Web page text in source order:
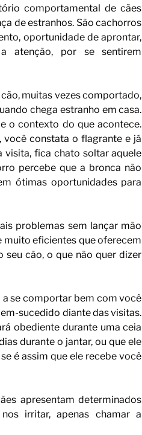
comportamental de cães
de estranhos. São cachorros
oportunidade de aprontar,
atenção, por se sentirem
muitas vezes comportado,
chega estranho em casa.
o contexto do que acontece.
você constata o flagrante e já
visita, fica chato soltar aquele
percebe que a bronca não
ótimas oportunidades para
problemas sem lançar mão
muito eficientes que oferecem
cão, o que não quer dizer
a se comportar bem com você
sucedido diante das visitas.
obediente durante uma ceia
durante o jantar, ou que ele
é assim que ele recebe você
apresentam determinados
irritar, apenas chamar a